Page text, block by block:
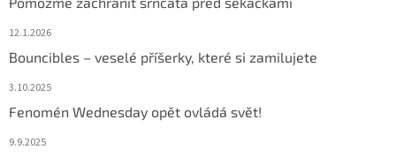
12.1.2026
Bouncibles – veselé příšerky, které si zamilujete
3.10.2025
Fenomén Wednesday opět ovládá svět!
9.9.2025